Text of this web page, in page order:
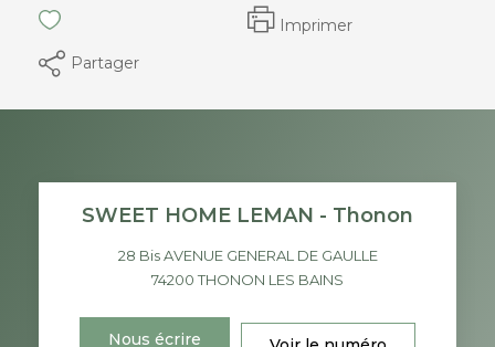
Imprimer
Partager
SWEET HOME LEMAN - Thonon
28 Bis AVENUE GENERAL DE GAULLE
74200THONON LES BAINS
Nous écrire